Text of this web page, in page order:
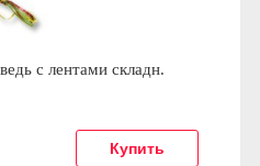
с лентами складн.